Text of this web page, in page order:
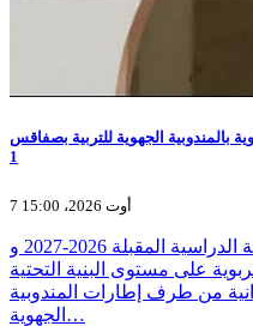
بالمندوبية الجهوية للتربية بصفاقس
1
7 أوت 2026، 15:00
في إطار الإستعداد للمرور للسنة الدراسية المقبلة 2026-2027 و
على مستوى البنية التحتية
من طرف إطارات المندوبية
الجهوية…